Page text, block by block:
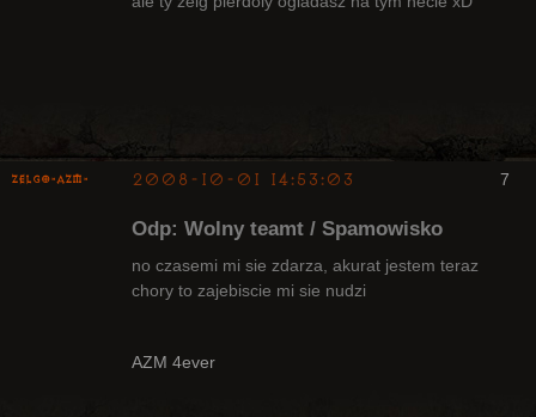
7
ZelgO-AZM- 2008-10-01 14:53:03
Odp: Wolny teamt / Spamowisko
no czasemi mi sie zdarza, akurat jestem teraz
chory to zajebiscie mi sie nudzi
AZM 4ever